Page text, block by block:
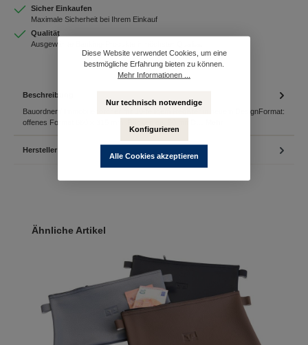
Sicher Einkaufen
Maximale Sicherheit bei Ihrem Einkauf
Qualität
Ausgewählte Banking-Produkte in höchster Qualität
Beschreibung
Bauordner / Immobilienordner mit 10-teiligem Register in neuem DesignFormat:
offenes Format 680 x 315 mm, Rücken ca. 80 mmD…
Hersteller
Produktgalerie überspringen
Ähnliche Artikel
Diese Website verwendet Cookies, um eine
bestmögliche Erfahrung bieten zu können.
Mehr Informationen ...
Nur technisch notwendige
Konfigurieren
Alle Cookies akzeptieren